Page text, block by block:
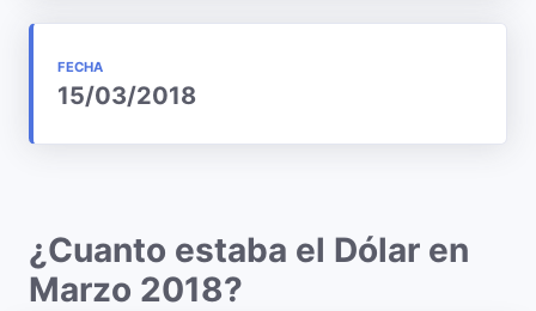
FECHA
15/03/2018
¿Cuanto estaba el Dólar en
Marzo 2018?